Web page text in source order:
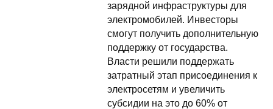
зарядной инфраструктуры для
электромобилей. Инвесторы
смогут получить дополнительную
поддержку от государства.
Власти решили поддержать
затратный этап присоединения к
электросетям и увеличить
субсидии на это до 60% от